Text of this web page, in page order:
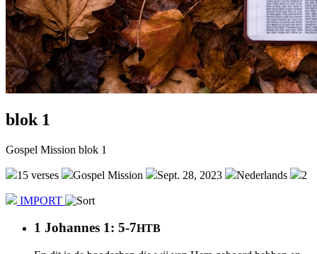
blok 1
Gospel Mission blok 1
15 verses Gospel Mission Sept. 28, 2023 Nederlands 2
IMPORT
1 Johannes 1: 5-7HTB